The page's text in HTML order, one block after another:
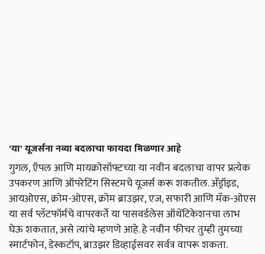
'या' यूजर्सना नव्या बदलाचा फायदा मिळणार आहे
गुगल, ऍपल आणि मायक्रोसॉफ्टच्या या नवीन बदलाचा वापर प्रत्येक
उपकरण आणि ऑपरेटिंग सिस्टमचे यूजर्स करू शकतील. अँड्रॉइड,
आयओएस, क्रोम-ओएस, क्रोम ब्राउझर, एज, सफारी आणि मॅक-ओएस
या सर्व प्लॅटफॉर्मचे वापरकर्ते या पासवर्डलेस ऑथेंटिकेशनचा लाभ
घेऊ शकतात, असे त्यांचे म्हणणे आहे. हे नवीन फीचर तुम्ही तुमच्या
स्मार्टफोन, डेस्कटॉप, ब्राउझर डिव्हाईसवर सर्वत्र वापरू शकता.